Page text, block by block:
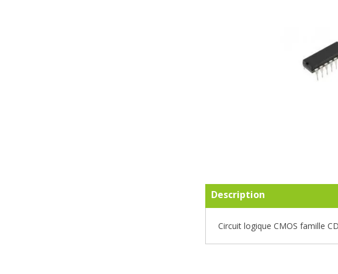
Description
Circuit logique CMOS famille